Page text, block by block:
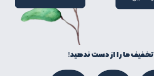
تخفیف ما را از دست ندهید!